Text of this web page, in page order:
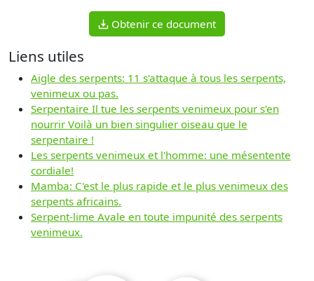
Obtenir ce document
Liens utiles
Aigle des serpents: 11 s'attaque à tous les serpents,
venimeux ou pas.
Serpentaire Il tue les serpents venimeux pour s'en
nourrir Voilà un bien singulier oiseau que le
serpentaire !
Les serpents venimeux et l'homme: une mésentente
cordiale!
Mamba: C'est le plus rapide et le plus venimeux des
serpents africains.
Serpent-lime Avale en toute impunité des serpents
venimeux.